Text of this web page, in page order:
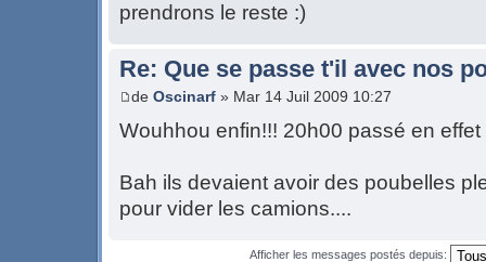
prendrons le reste :)
Re: Que se passe t'il avec nos
de Oscinarf » Mar 14 Juil 2009 10:27
Wouhhou enfin!!! 20h00 passé en effet
Bah ils devaient avoir des poubelles
pour vider les camions....
Afficher les messages postés depuis: